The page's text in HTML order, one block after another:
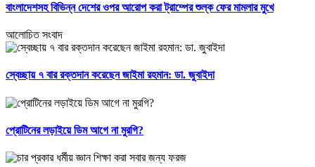
বাংলাদেশসহ বিভিন্ন দেশের ওপর আরোপ করা ট্রাম্পের শুল্ক ফের মামলার মুখে
আলোচিত সংবাদ
স্বেচ্ছায় ৭ বার রক্তদান করেছেন জাইমা রহমান: ডা. জুবাইদা
প্রোটিনের লড়াইয়ে ডিম আগে না মুরগি?